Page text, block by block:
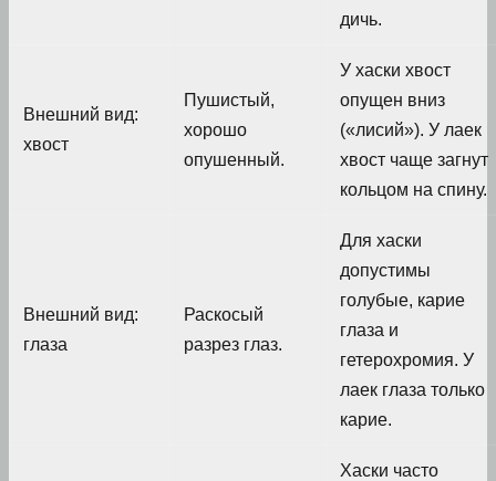
дичь.
Внешний вид:
хвост
Пушистый,
хорошо
опушенный.
У хаски хвост
опущен вниз
(«лисий»). У лаек
хвост чаще загнут
кольцом на спину.
Внешний вид:
глаза
Раскосый
разрез глаз.
Для хаски
допустимы
голубые, карие
глаза и
гетерохромия. У
лаек глаза только
карие.
Хаски часто